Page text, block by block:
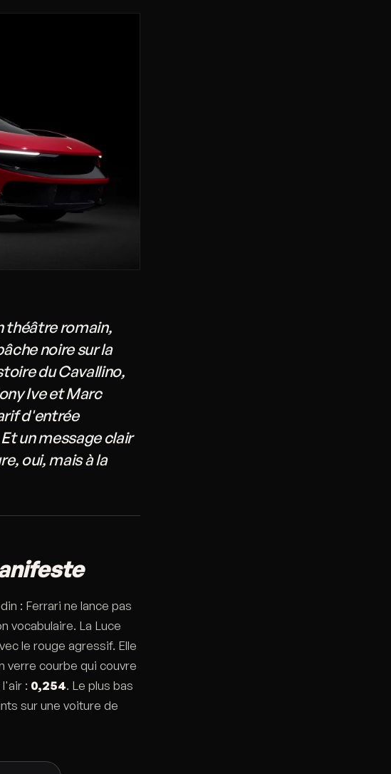
théâtre romain,
noire sur la
du Cavallino,
Ive et Marc
d'entrée
un message clair
oui, mais à la
: Ferrari ne lance pas
vocabulaire. La Luce
le rouge agressif. Elle
verre courbe qui couvre
: 0,254. Le plus bas
sur une voiture de